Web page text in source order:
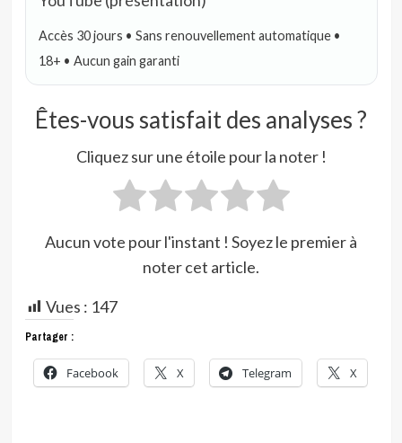
Accès 30 jours • Sans renouvellement automatique •
18+ • Aucun gain garanti
Êtes-vous satisfait des analyses ?
Cliquez sur une étoile pour la noter !
Aucun vote pour l'instant ! Soyez le premier à
noter cet article.
Vues : 147
Partager :
Facebook X Telegram X